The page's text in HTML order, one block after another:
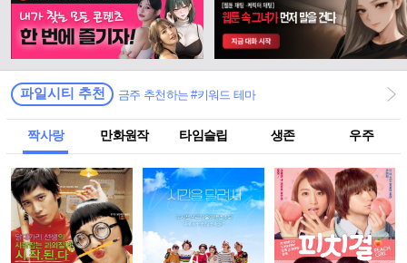
파일시티 추천 금주 추천하는 #키워드 테마
짝사랑 만화원작 타임슬립 생존 우주